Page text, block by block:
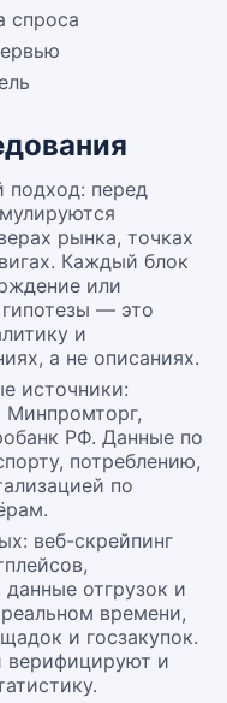
спроса
подход: перед
рынка, точках
Каждый блок
или
— это
и
а не описаниях.
источники:
РФ. Данные по
потреблению,
по
веб-скрейпинг
отгрузок и
времени,
и госзакупок.
верифицируют и